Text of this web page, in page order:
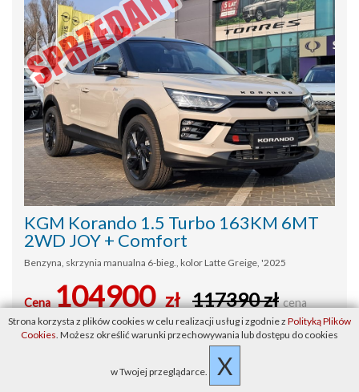
KGM Korando 1.5 Turbo 163KM 6MT
2WD JOY + Comfort
Benzyna, skrzynia manualna 6-bieg., kolor Latte Greige, '2025
Cena 104900zł117390 zł cena
brutto
Strona korzysta z plików cookies w celu realizacji usług i zgodnie z Polityką Plików
Cookies. Możesz określić warunki przechowywania lub dostępu do cookies
w Twojej przeglądarce. X